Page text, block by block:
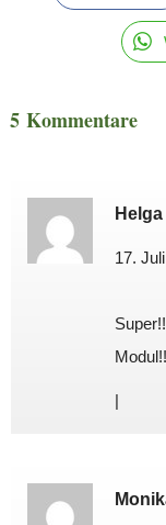
5 Kommentare
17.
|